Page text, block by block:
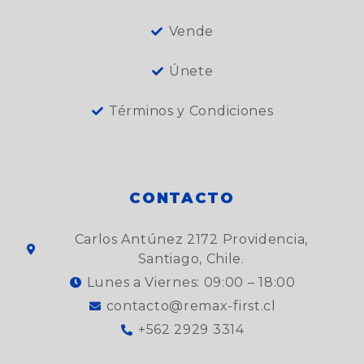
Vende
Únete
Términos y Condiciones
CONTACTO
Carlos Antúnez 2172 Providencia,
Santiago, Chile.
Lunes a Viernes: 09:00 – 18:00
contacto@remax-first.cl
+562 2929 3314